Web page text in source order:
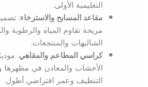
التعليمية الأولى.
مقاعد المسابح والاسترخاء:
مريحة تقاوم المياه والرطوبة
الشاليهات والمنتجعات.
كراسي المطاعم والمقاهي:
الأخشاب والمعادن في مظهرها
التنظيف وعمر افتراضي أطول.